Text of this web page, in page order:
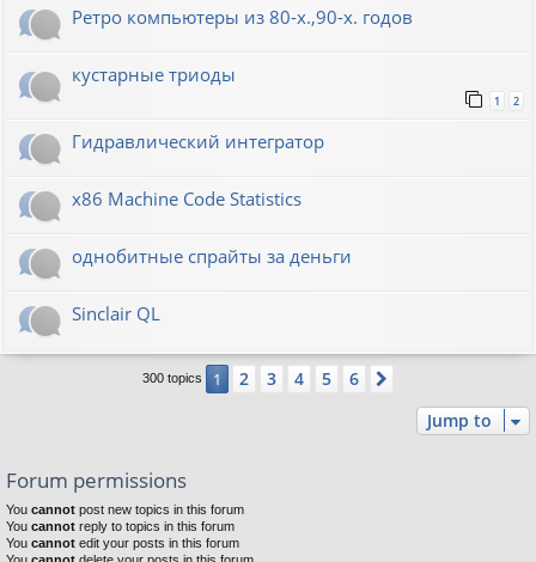
Ретро компьютеры из 80-х.,90-х. годов
кустарные триоды
1 2
Гидравлический интегратор
x86 Machine Code Statistics
однобитные спрайты за деньги
Sinclair QL
300 topics 1 2 3 4 5 6
Jump to
Forum permissions
You cannot post new topics in this forum
You cannot reply to topics in this forum
You cannot edit your posts in this forum